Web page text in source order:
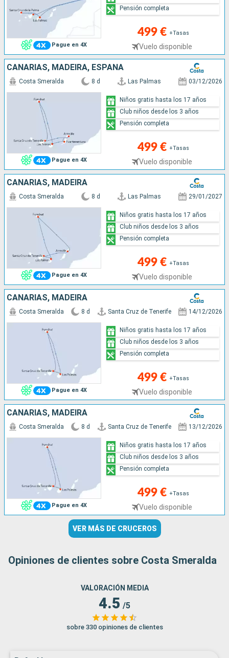
Pague en 4X
499 € +Tasas
Vuelo disponible
Pensión completa
CANARIAS, MADEIRA, ESPAÑA
Pague en 4X
Costa Smeralda 8 d Las Palmas 03/12/2026
499 € +Tasas
Vuelo disponible
Niños gratis hasta los 17 años
Club niños desde los 3 años
Pensión completa
CANARIAS, MADEIRA
Pague en 4X
Costa Smeralda 8 d Las Palmas 29/01/2027
499 € +Tasas
Vuelo disponible
Niños gratis hasta los 17 años
Club niños desde los 3 años
Pensión completa
CANARIAS, MADEIRA
Pague en 4X
Costa Smeralda 8 d Santa Cruz de Tenerife 14/12/2026
499 € +Tasas
Vuelo disponible
Niños gratis hasta los 17 años
Club niños desde los 3 años
Pensión completa
CANARIAS, MADEIRA
Pague en 4X
Costa Smeralda 8 d Santa Cruz de Tenerife 13/12/2026
499 € +Tasas
Vuelo disponible
Niños gratis hasta los 17 años
Club niños desde los 3 años
Pensión completa
VER MÁS DE CRUCEROS
Opiniones de clientes sobre Costa Smeralda
VALORACIÓN MEDIA
4.5 /5
sobre 330 opiniones de clientes